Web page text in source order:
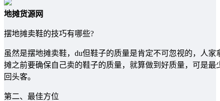
地摊货源网
摆地摊卖鞋的技巧有哪些?
虽然是摆地摊卖鞋，du但鞋子的质量是肯定不可忽视的，人
摊之前要确保自己卖的鞋子的质量，就算做到好质量，可是
回头客。
第二、最佳方位